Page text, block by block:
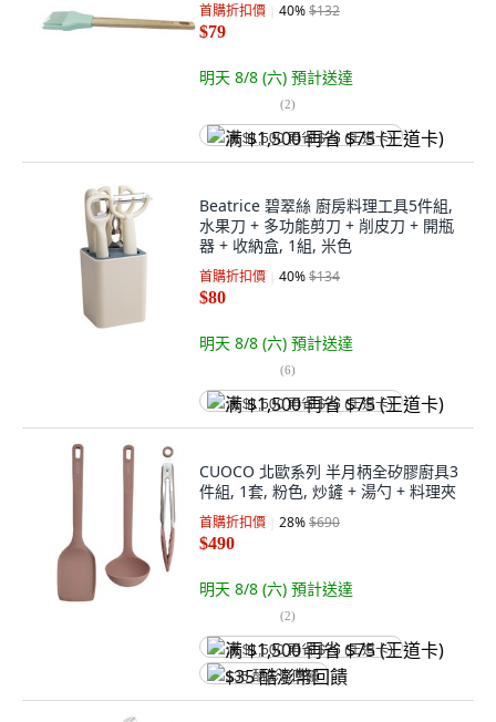
首購折扣價 40%$132
$79
明天 8/8 (六) 預計送達
(2)
满 $1,500 再省 $75 (王道卡)
Beatrice 碧翠絲 廚房料理工具5件組,
水果刀 + 多功能剪刀 + 削皮刀 + 開瓶
器 + 收納盒, 1組, 米色
首購折扣價 40%$134
$80
明天 8/8 (六) 預計送達
(6)
满 $1,500 再省 $75 (王道卡)
CUOCO 北歐系列 半月柄全矽膠廚具3
件組, 1套, 粉色, 炒鏟 + 湯勺 + 料理夾
首購折扣價 28%$690
$490
明天 8/8 (六) 預計送達
(2)
满 $1,500 再省 $75 (王道卡)
$35 酷澎幣回饋